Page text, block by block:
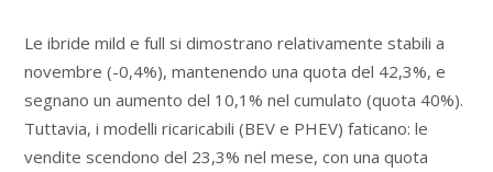
Le ibride mild e full si dimostrano relativamente stabili a
novembre (-0,4%), mantenendo una quota del 42,3%, e
segnano un aumento del 10,1% nel cumulato (quota 40%).
Tuttavia, i modelli ricaricabili (BEV e PHEV) faticano: le
vendite scendono del 23,3% nel mese, con una quota